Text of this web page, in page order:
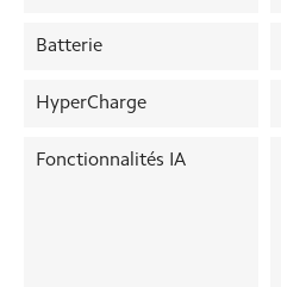
Batterie
HyperCharge
Fonctionnalités IA